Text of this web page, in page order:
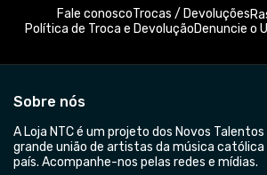
Fale conoscoTrocas / Devoluções
Política de Troca e DevoluçãoDenuncie o
Sobre nós
A Loja NTC é um projeto dos Novos
grande união de artistas da música católica
país. Acompanhe-nos pelas redes e mídias.